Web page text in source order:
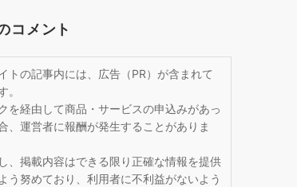
コメント
トの記事内には、広告（PR）が含まれて
。
を経由して商品・サービスの申込みがあっ
、運営者に報酬が発生することがありま
、掲載内容はできる限り正確な情報を提供
う努めており、利用者に不利益がないよう